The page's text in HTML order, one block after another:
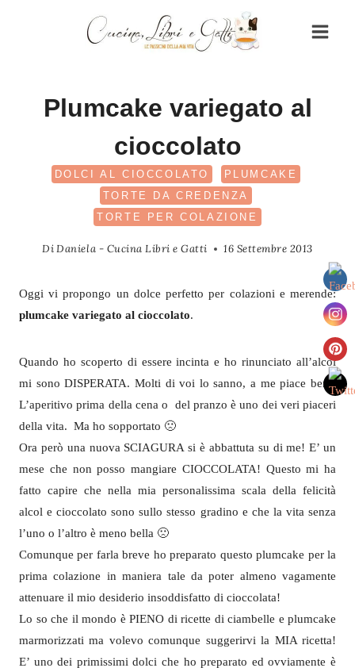
Plumcake variegato al
cioccolato
DOLCI AL CIOCCOLATO
PLUMCAKE
TORTE DA CREDENZA
TORTE PER COLAZIONE
DiDaniela - Cucina Libri e Gatti 16 Settembre 2013
Oggi vi propongo un dolce perfetto per colazioni e merende:
plumcake variegato al cioccolato.
Quando ho scoperto di essere incinta e ho rinunciato all’alcol
mi sono DISPERATA. Molti di voi lo sanno, a me piace bere!
L’aperitivo prima della cena o del pranzo è uno dei veri piaceri
della vita. Ma ho sopportato 🙁
Ora però una nuova SCIAGURA si è abbattuta su di me! E’ un
mese che non posso mangiare CIOCCOLATA! Questo mi ha
fatto capire che nella mia personalissima scala della felicità
alcol e cioccolato sono sullo stesso gradino e che la vita senza
l’uno o l’altro è meno bella 🙁
Comunque per farla breve ho preparato questo plumcake per la
prima colazione in maniera tale da poter almeno vagamente
attenuare il mio desiderio insoddisfatto di cioccolata!
Lo so che il mondo è PIENO di ricette di ciambelle e plumcake
marmorizzati ma volevo comunque suggerirvi la MIA ricetta!
E’ uno dei primissimi dolci che ho preparato ed ovviamente è